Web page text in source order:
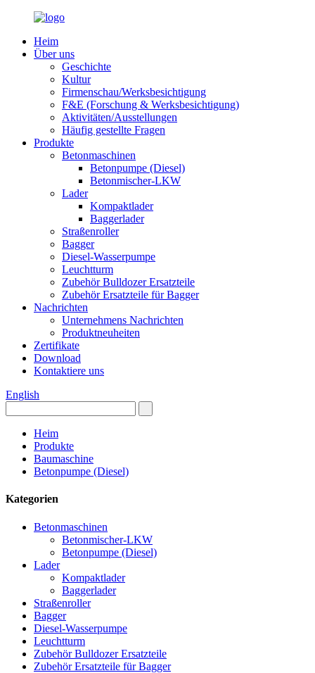
Heim
Über uns
Geschichte
Kultur
Firmenschau/Werksbesichtigung
F&E (Forschung & Werksbesichtigung)
Aktivitäten/Ausstellungen
Häufig gestellte Fragen
Produkte
Betonmaschinen
Betonpumpe (Diesel)
Betonmischer-LKW
Lader
Kompaktlader
Baggerlader
Straßenroller
Bagger
Diesel-Wasserpumpe
Leuchtturm
Zubehör Bulldozer Ersatzteile
Zubehör Ersatzteile für Bagger
Nachrichten
Unternehmens Nachrichten
Produktneuheiten
Zertifikate
Download
Kontaktiere uns
English
Heim
Produkte
Baumaschine
Betonpumpe (Diesel)
Kategorien
Betonmaschinen
Betonmischer-LKW
Betonpumpe (Diesel)
Lader
Kompaktlader
Baggerlader
Straßenroller
Bagger
Diesel-Wasserpumpe
Leuchtturm
Zubehör Bulldozer Ersatzteile
Zubehör Ersatzteile für Bagger